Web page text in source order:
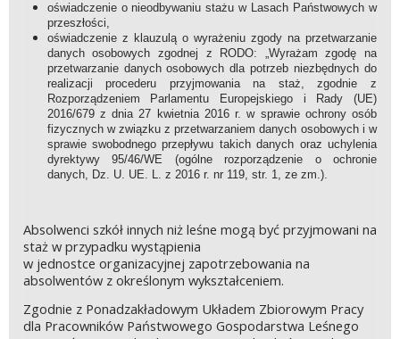
oświadczenie o nieodbywaniu stażu w Lasach Państwowych w
przeszłości,
oświadczenie z klauzulą o wyrażeniu zgody na przetwarzanie
danych osobowych zgodnej z RODO: „Wyrażam zgodę na
przetwarzanie danych osobowych dla potrzeb niezbędnych do
realizacji procederu przyjmowania na staż, zgodnie z
Rozporządzeniem Parlamentu Europejskiego i Rady (UE)
2016/679 z dnia 27 kwietnia 2016 r. w sprawie ochrony osób
fizycznych w związku z przetwarzaniem danych osobowych i w
sprawie swobodnego przepływu takich danych oraz uchylenia
dyrektywy 95/46/WE (ogólne rozporządzenie o ochronie
danych, Dz. U. UE. L. z 2016 r. nr 119, str. 1, ze zm.).
Absolwenci szkół innych niż leśne mogą być przyjmowani na
staż w przypadku wystąpienia
w jednostce organizacyjnej zapotrzebowania na
absolwentów z określonym wykształceniem.
Zgodnie z Ponadzakładowym Układem Zbiorowym Pracy
dla Pracowników Państwowego Gospodarstwa Leśnego